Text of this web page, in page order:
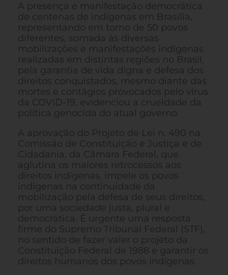
A presença e manifestação democrática
de centenas de indígenas em Brasília,
representando em torno de 50 povos
diferentes, somada às diversas
mobilizações e manifestações indígenas
realizadas em distintas regiões no Brasil,
pela garantia de vida digna e defesa dos
direitos conquistados, mesmo diante das
mortes e contágios provocados pelo vírus
da COVID-19, evidenciou a crueldade da
política genocida do atual governo.
A aprovação do Projeto de Lei n. 490 na
Comissão de Constituição e Justiça e de
Cidadania, da Câmara Federal, que
aglutina os maiores retrocessos aos
direitos indígenas, impele os povos
indígenas na continuidade da
mobilização pela defesa de seus direitos,
por uma sociedade justa, plural e
democrática. É urgente uma resposta
firme do Supremo Tribunal Federal (STF),
no sentido de fazer valer o projeto da
Constituição Federal de 1988 e garantir os
direitos humanos dos povos indígenas.